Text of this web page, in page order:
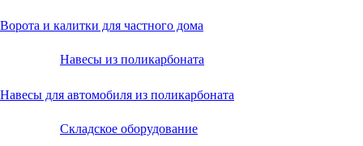
Ворота и калитки для частного дома
Навесы из поликарбоната
Навесы для автомобиля из поликарбоната
Складское оборудование